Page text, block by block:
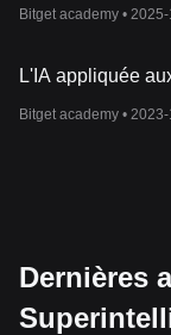
Bitget academy • 2025-
L'IA appliquée
Bitget academy •
Dernières